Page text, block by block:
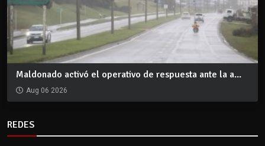
Maldonado activó el operativo de respuesta ante la a...
Aug 06 2026
REDES